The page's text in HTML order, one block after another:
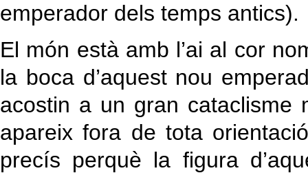
emperador dels temps antics).
El món està amb l’ai al cor
la boca d’aquest nou
acostin a un gran cataclisme
apareix fora de tota
precís perquè la figura